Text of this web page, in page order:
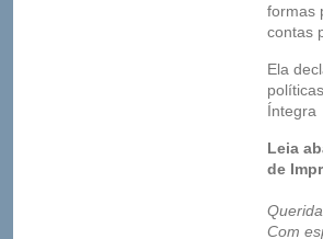
formas
contas
Ela
Íntegra
Leia
de
Com